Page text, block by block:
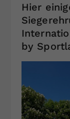
Hier
by